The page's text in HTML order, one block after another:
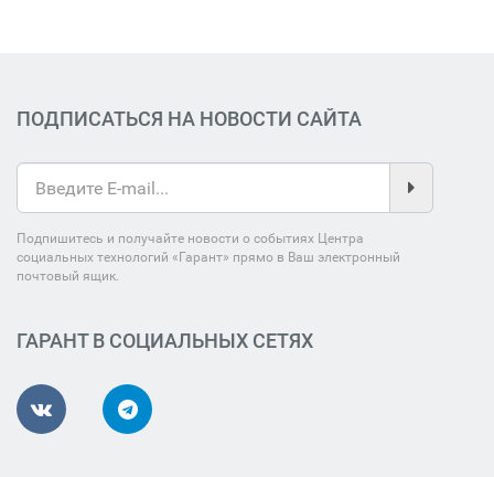
ПОДПИСАТЬСЯ НА НОВОСТИ САЙТА
Подпишитесь и получайте новости о событиях Центра
социальных технологий «Гарант» прямо в Ваш электронный
почтовый ящик.
ГАРАНТ В СОЦИАЛЬНЫХ СЕТЯХ